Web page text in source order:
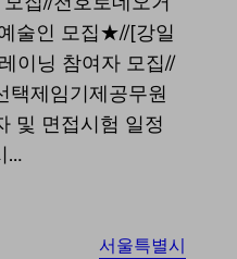
술인 모집★//[강일
이닝 참여자 모집//
택제임기제공무원
및 면접시험 일정
…
서울특별시